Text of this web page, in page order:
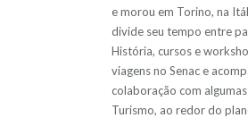
e morou em Torino, na
divide seu tempo entre
História, cursos e
viagens no Senac e
colaboração com
Turismo, ao redor do